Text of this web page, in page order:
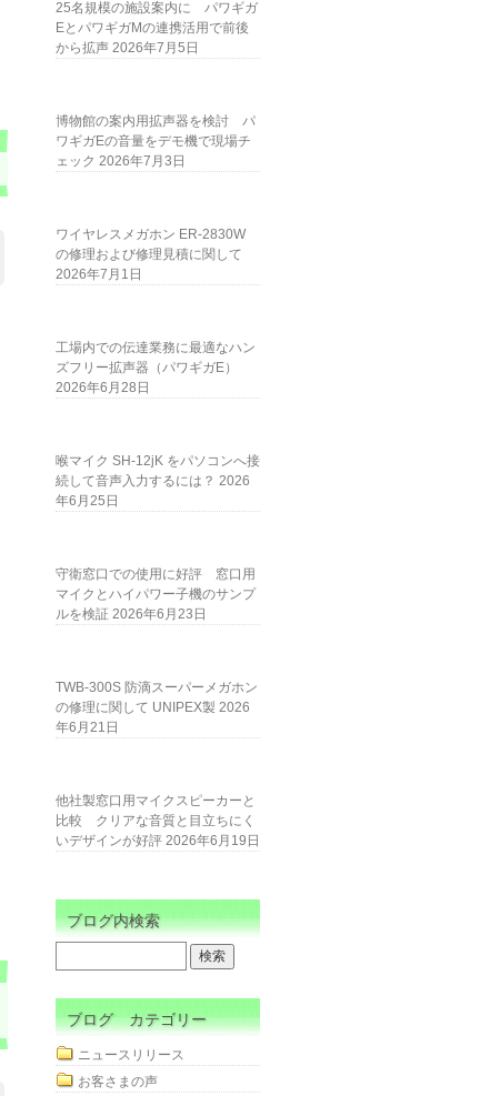
25名規模の施設案内に パワギガ
EとパワギガMの連携活用で前後
から拡声 2026年7月5日
博物館の案内用拡声器を検討 パ
ワギガEの音量をデモ機で現場チ
ェック 2026年7月3日
ワイヤレスメガホン ER-2830W
の修理および修理見積に関して
2026年7月1日
工場内での伝達業務に最適なハン
ズフリー拡声器（パワギガE）
2026年6月28日
喉マイク SH-12jK をパソコンへ接
続して音声入力するには？ 2026
年6月25日
守衛窓口での使用に好評 窓口用
マイクとハイパワー子機のサンプ
ルを検証 2026年6月23日
TWB-300S 防滴スーパーメガホン
の修理に関して UNIPEX製 2026
年6月21日
他社製窓口用マイクスピーカーと
比較 クリアな音質と目立ちにく
いデザインが好評 2026年6月19日
ブログ内検索
ブログ カテゴリー
ニュースリリース
お客さまの声